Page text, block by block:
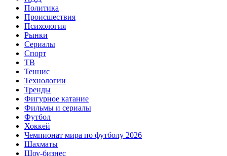
Политика
Происшествия
Психология
Рынки
Сериалы
Спорт
ТВ
Теннис
Технологии
Тренды
Фигурное катание
Фильмы и сериалы
Футбол
Хоккей
Чемпионат мира по футболу 2026
Шахматы
Шоу-бизнес